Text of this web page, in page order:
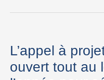
L’appel à
ouvert tout au